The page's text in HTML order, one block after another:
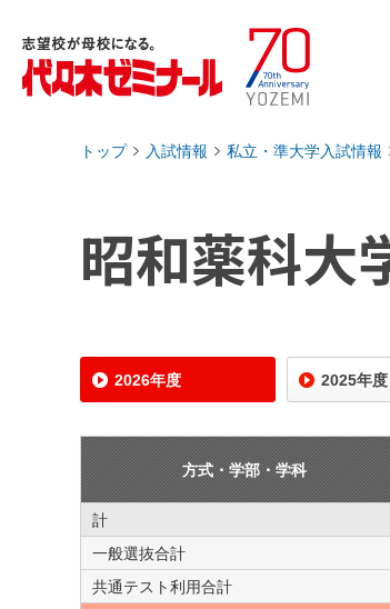
トップ 入試情報 私立・準大学入試情報
昭和薬科大
2026年度 2025年度
方式・学部・学科
計
一般選抜合計
共通テスト利用合計